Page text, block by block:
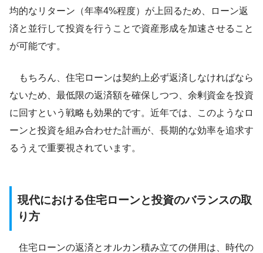
均的なリターン（年率4%程度）が上回るため、ローン返
済と並行して投資を行うことで資産形成を加速させること
が可能です。
もちろん、住宅ローンは契約上必ず返済しなければなら
ないため、最低限の返済額を確保しつつ、余剰資金を投資
に回すという戦略も効果的です。近年では、このようなロ
ーンと投資を組み合わせた計画が、長期的な効率を追求す
るうえで重要視されています。
現代における住宅ローンと投資のバランスの取
り方
住宅ローンの返済とオルカン積み立ての併用は、時代の